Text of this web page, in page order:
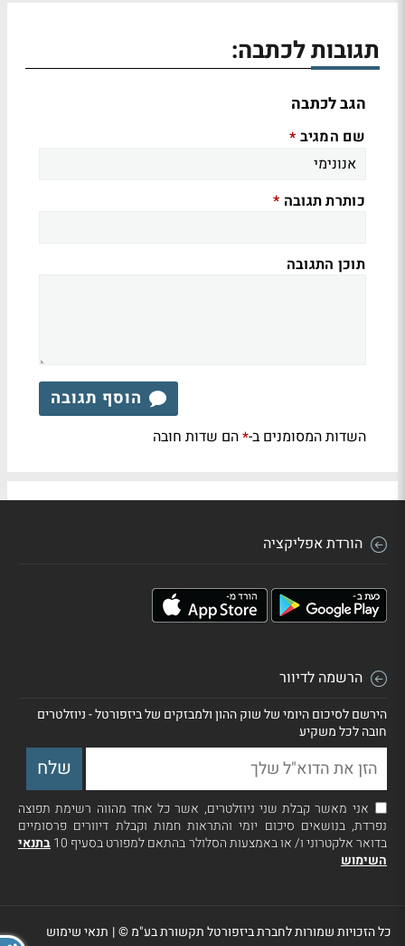
תגובות לכתבה:
הגב לכתבה
שם המגיב *
כותרת תגובה *
תוכן התגובה
הוסף תגובה
השדות המסומנים ב-*הם שדות חובה
הורדת אפליקציה
הרשמה לדיוור
הירשם לסיכום היומי של שוק ההון ולמבזקים של ביזפורטל - ניוזלטרים
חובה לכל משקיע
אני מאשר קבלת שני ניוזלטרים, אשר כל אחד מהווה רשימת תפוצה
נפרדת, בנושאים סיכום יומי והתראות חמות וקבלת דיוורים פרסומיים
בדואר אלקטרוני ו/ או באמצעות הסלולר בהתאם למפורט בסעיף 10
בתנאי
השימוש
כל הזכויות שמורות לחברת ביזפורטל תקשורת בע"מ ©| תנאי שימוש